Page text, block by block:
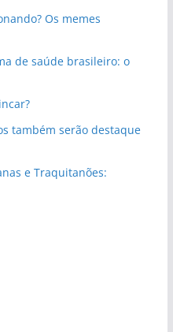
Os memes
de saúde brasileiro: o
também serão destaque
e Traquitanões: